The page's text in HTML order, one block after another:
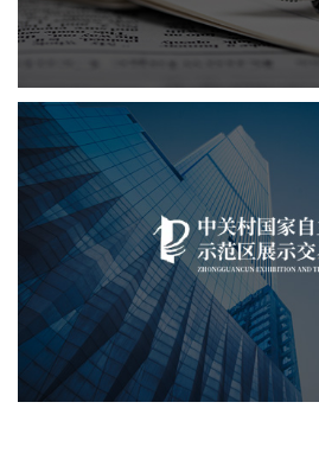
系统开发
业
中关村国家自
文化艺术 展示中心 智慧展